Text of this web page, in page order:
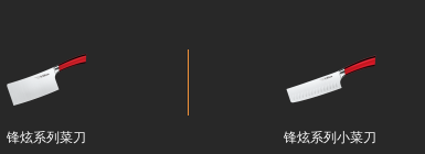
锋炫系列菜刀 锋炫系列小菜刀